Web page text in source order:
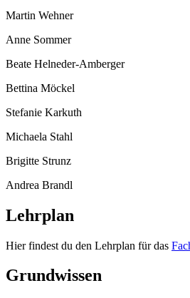
Martin Wehner
Anne Sommer
Beate Helneder-Amberger
Bettina Möckel
Stefanie Karkuth
Michaela Stahl
Brigitte Strunz
Andrea Brandl
Lehrplan
Hier findest du den Lehrplan für das
Grundwissen